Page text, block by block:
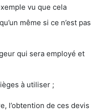
vu que cela
même si ce n’est pas
qui sera employé et
à utiliser ;
l’obtention de ces devis